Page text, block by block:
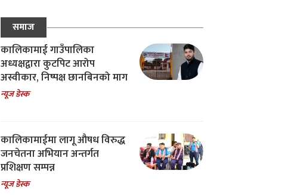
समाज
कालिकामाई गाउँपालिका
अध्यक्षद्वारा कुटपिट आरोप
अस्वीकार, निष्पक्ष छानबिनको माग
न्यूज डेस्क
कालिकामाईमा लागू औषध विरुद्ध
जनचेतना अभियान अन्तर्गत
प्रशिक्षण सम्पन्न
न्यूज डेस्क